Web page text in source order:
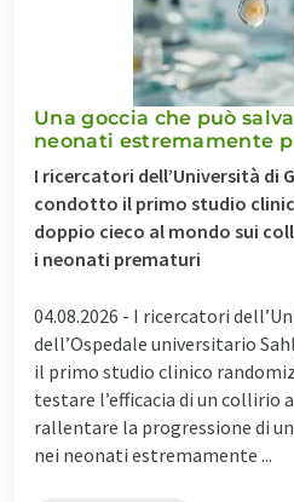
Una goccia che può
neonati estremamente
I ricercatori dell’Università di
condotto il primo studio
doppio cieco al mondo sui
i neonati prematuri
04.08.2026 - I ricercatori
dell’Ospedale universitario
il primo studio clinico
testare l’efficacia di un collirio
rallentare la progressione di
nei neonati estremamente ...